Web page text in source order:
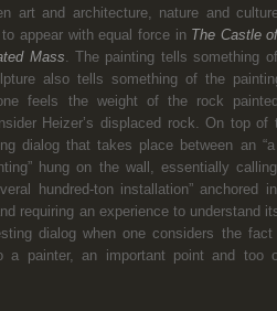
art and architecture, nature and
appear with equal force in The Castle
Mass . The painting tells something
also tells something of the
feels the weight of the rock
Heizer’s displaced rock. On top of
dialog that takes place between an
hung on the wall, essentially
hundred-ton installation” anchored
requiring an experience to understand
dialog when one considers the fact
a painter, an important point and too